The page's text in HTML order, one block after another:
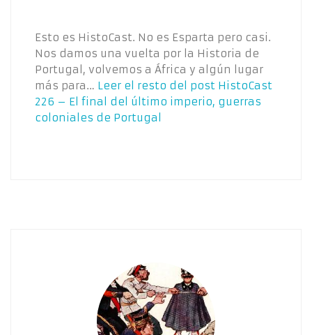
Esto es HistoCast. No es Esparta pero casi.
Nos damos una vuelta por la Historia de
Portugal, volvemos a África y algún lugar
más para… Leer el resto del post HistoCast
226 – El final del último imperio, guerras
coloniales de Portugal